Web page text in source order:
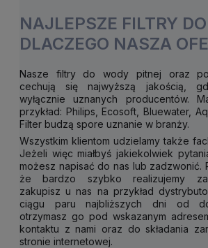
NAJLEPSZE FILTRY
DLACZEGO NASZA
Nasze filtry do wody pitnej oraz
cechują się najwyższą jakością,
wyłącznie uznanych producentów.
przykład: Philips, Ecosoft, Bluewater,
Filter budzą spore uznanie w branży.
Wszystkim klientom udzielamy także
Jeżeli więc miałbyś jakiekolwiek
możesz napisać do nas lub zadzwonić.
że bardzo szybko realizujemy
zakupisz u nas na przykład
ciągu paru najbliższych dni od
otrzymasz go pod wskazanym
kontaktu z nami oraz do składania
stronie internetowej.